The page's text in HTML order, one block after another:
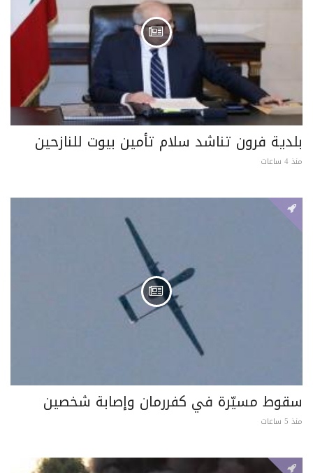
بلدية فرون تناشد سلام تأمين بيوت للنازحين
منذ 4 ساعات
سقوط مسيّرة في كفررمان وإصابة شخصين
منذ 5 ساعات